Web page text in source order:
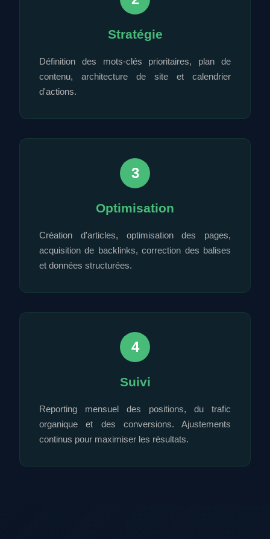
Stratégie
Définition des mots-clés prioritaires, plan de
contenu, architecture de site et calendrier
d'actions.
3
Optimisation
Création d'articles, optimisation des pages,
acquisition de backlinks, correction des balises
et données structurées.
4
Suivi
Reporting mensuel des positions, du trafic
organique et des conversions. Ajustements
continus pour maximiser les résultats.